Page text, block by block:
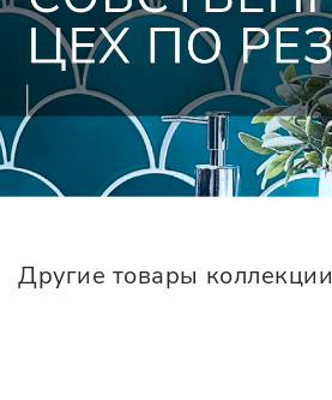
Другие товары коллекции